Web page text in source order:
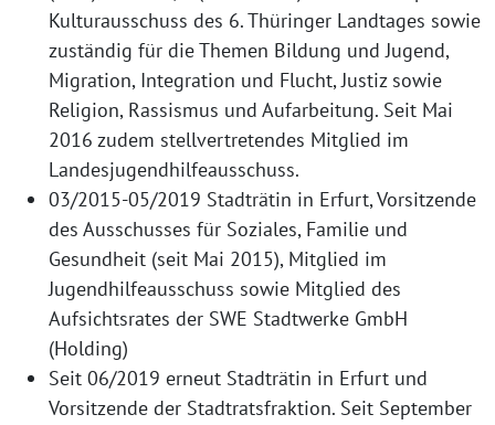
Kulturausschuss des 6. Thüringer Landtages sowie
zuständig für die Themen Bildung und Jugend,
Migration, Integration und Flucht, Justiz sowie
Religion, Rassismus und Aufarbeitung. Seit Mai
2016 zudem stellvertretendes Mitglied im
Landesjugendhilfeausschuss.
03/2015-05/2019 Stadträtin in Erfurt, Vorsitzende
des Ausschusses für Soziales, Familie und
Gesundheit (seit Mai 2015), Mitglied im
Jugendhilfeausschuss sowie Mitglied des
Aufsichtsrates der SWE Stadtwerke GmbH
(Holding)
Seit 06/2019 erneut Stadträtin in Erfurt und
Vorsitzende der Stadtratsfraktion. Seit September